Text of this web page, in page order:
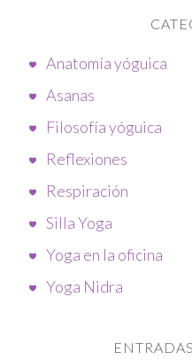
Anatomía yóguica
Asanas
Filosofía yóguica
Reflexiones
Respiración
Silla Yoga
Yoga en la oficina
Yoga Nidra